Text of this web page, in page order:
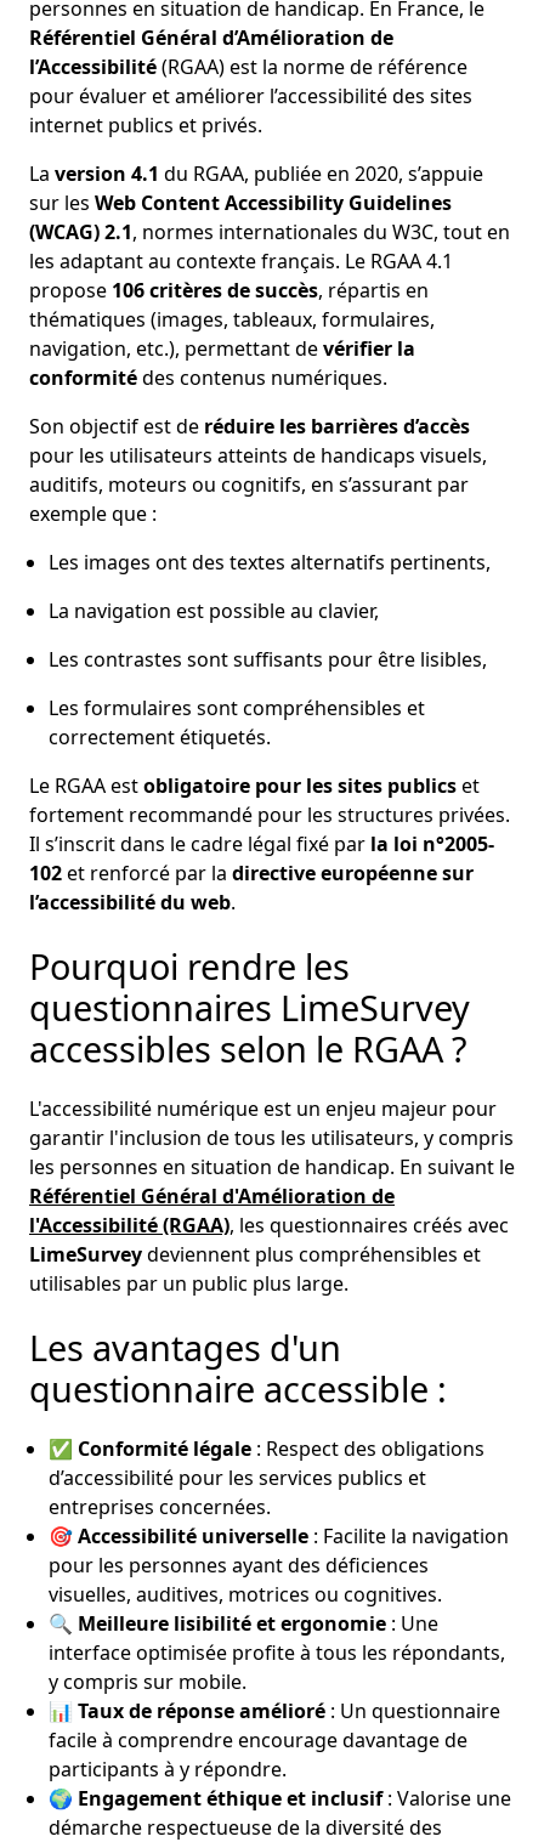
personnes en situation de handicap. En France, le
Référentiel Général d’Amélioration de
l’Accessibilité(RGAA) est la norme de référence
pour évaluer et améliorer l’accessibilité des sites
internet publics et privés.
La version 4.1 du RGAA, publiée en 2020, s’appuie
sur les Web Content Accessibility Guidelines
(WCAG) 2.1, normes internationales du W3C, tout en
les adaptant au contexte français. Le RGAA 4.1
propose 106 critères de succès, répartis en
thématiques (images, tableaux, formulaires,
navigation, etc.), permettant devérifier la
conformitédes contenus numériques.
Son objectif est de réduire les barrières d’accès
pour les utilisateurs atteints de handicaps visuels,
auditifs, moteurs ou cognitifs, en s’assurant par
exemple que :
Les images ont des textes alternatifs pertinents,
La navigation est possible au clavier,
Les contrastes sont suffisants pour être lisibles,
Les formulaires sont compréhensibles et
correctement étiquetés.
Le RGAA estobligatoire pour les sites publicset
fortement recommandé pour les structures privées.
Il s’inscrit dans le cadre légal fixé par la loi n°2005-
102et renforcé par la directive européenne sur
l’accessibilité du web.
Pourquoi rendre les
questionnaires LimeSurvey
accessibles selon le RGAA ?
L'accessibilité numérique est un enjeu majeur pour
garantir l'inclusion de tous les utilisateurs, y compris
les personnes en situation de handicap. En suivant le
Référentiel Général d'Amélioration de
l'Accessibilité (RGAA), les questionnaires créés avec
LimeSurveydeviennent plus compréhensibles et
utilisables par un public plus large.
Les avantages d'un
questionnaire accessible :
✅ Conformité légale : Respect des obligations
d’accessibilité pour les services publics et
entreprises concernées.
🎯Accessibilité universelle : Facilite la navigation
pour les personnes ayant des déficiences
visuelles, auditives, motrices ou cognitives.
🔍 Meilleure lisibilité et ergonomie : Une
interface optimisée profite à tous les répondants,
y compris sur mobile.
📊 Taux de réponse amélioré : Un questionnaire
facile à comprendre encourage davantage de
participants à y répondre.
🌍 Engagement éthique et inclusif: Valorise une
démarche respectueuse de la diversité des